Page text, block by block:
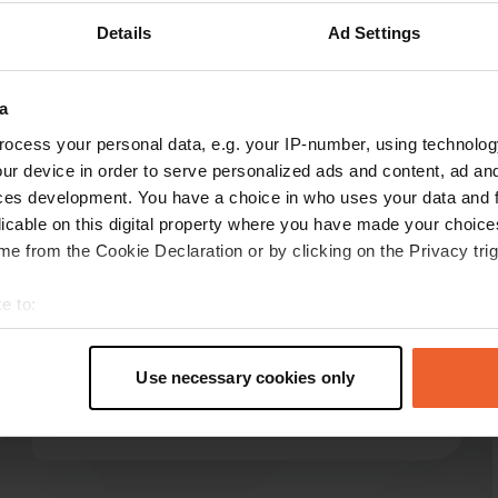
Details Ad Settings
your personal data, e.g. your IP-number, using
device in order to serve personalized ads and content, ad
development. You have a choice in who uses your data and
on this digital property where you have made your
from the Cookie Declaration or by clicking on the Privacy
to:
geographical location which can be accurate to within
personal data is processed and set your preferences in the
content and ads, to provide social media features and to
our site with our social media, advertising and analytics
Use necessary cookies only
avis
miepie91
fermier Albert. Douches chaudes dans des
cabines spacieuses et propres. Accès facile en
voiture. Merci pour la conversation agréable 😄